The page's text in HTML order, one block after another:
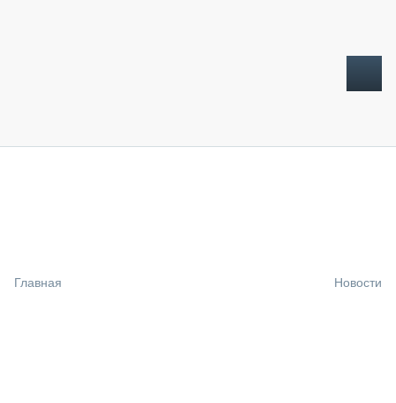
Главная Новости